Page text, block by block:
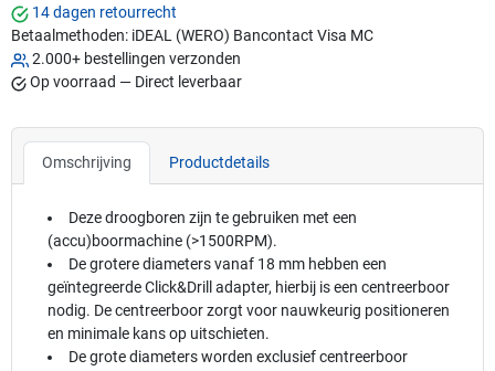
14 dagen retourrecht
Betaalmethoden: iDEAL (WERO) Bancontact Visa MC
2.000+ bestellingen verzonden
Op voorraad — Direct leverbaar
Omschrijving Productdetails
Deze droogboren zijn te gebruiken met een
(accu)boormachine (>1500RPM).
De grotere diameters vanaf 18 mm hebben een
geïntegreerde Click&Drill adapter, hierbij is een centreerboor
nodig. De centreerboor zorgt voor nauwkeurig positioneren
en minimale kans op uitschieten.
De grote diameters worden exclusief centreerboor